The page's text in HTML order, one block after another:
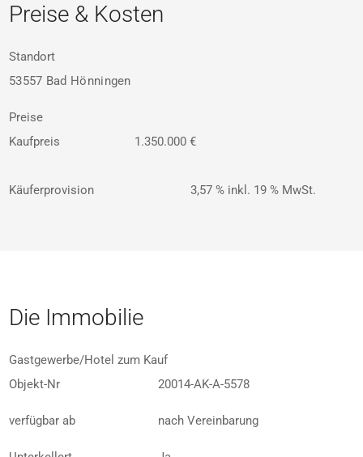
Preise & Kosten
Standort
53557 Bad Hönningen
Preise
Kaufpreis
1.350.000 €
Käuferprovision 3,57 % inkl. 19 % MwSt.
Die Immobilie
Gastgewerbe/Hotel zum Kauf
Objekt-Nr
20014-AK-A-5578
verfügbar ab nach Vereinbarung